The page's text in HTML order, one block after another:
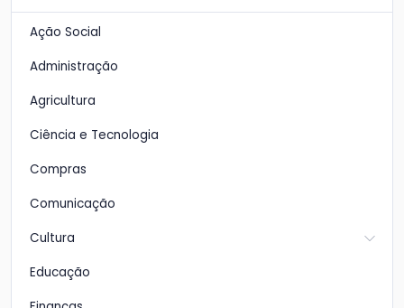
Ação Social
Administração
Agricultura
Ciência e Tecnologia
Compras
Comunicação
Cultura
Educação